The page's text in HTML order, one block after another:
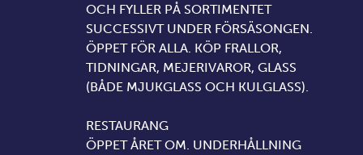
OCH FYLLER PÅ SORTIMENTET
SUCCESSIVT UNDER FÖRSÄSONGEN.
ÖPPET FÖR ALLA. KÖP FRALLOR,
TIDNINGAR, MEJERIVAROR, GLASS
(BÅDE MJUKGLASS OCH KULGLASS).
RESTAURANG
ÖPPET ÅRET OM. UNDERHÅLLNING